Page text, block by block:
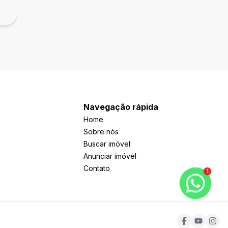
Navegação rápida
Home
Sobre nós
Buscar imóvel
Anunciar imóvel
Contato
1